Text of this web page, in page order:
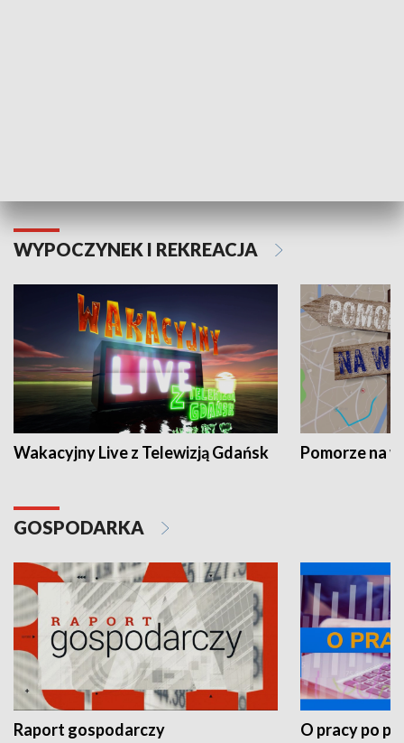
WYPOCZYNEK I REKREACJA
Wakacyjny Live z Telewizją Gdańsk Pomorze na
GOSPODARKA
Raport gospodarczy O pracy po